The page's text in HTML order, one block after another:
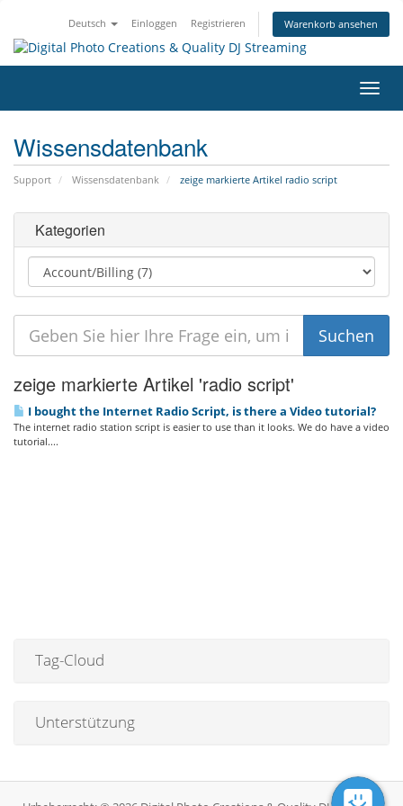
Deutsch Einloggen Registrieren Warenkorb ansehen
ein-/
Wissensdatenbank
Support Wissensdatenbank zeige markierte Artikel radio script
Kategorien
zeige markierte Artikel 'radio script'
I bought the Internet Radio Script, is there a Video tutorial?
The internet radio station script is easier to use than it looks. We do have a video
tutorial....
Tag-Cloud
Unterstützung